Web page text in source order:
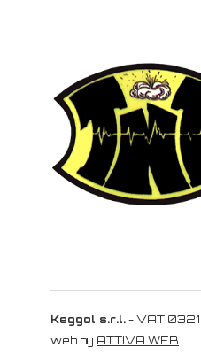
Keggol s.r.l. - VAT
web by ATTIVA WEB